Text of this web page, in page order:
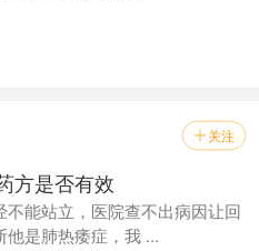
 关注
方是否有效
能站立，医院查不出病因让回
是肺热痿症，我 ...